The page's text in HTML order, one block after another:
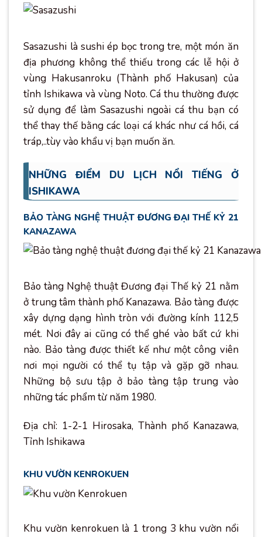
Sasazushi là sushi ép bọc trong tre, một món ăn
địa phương không thể thiếu trong các lễ hội ở
vùng Hakusanroku (Thành phố Hakusan) của
tỉnh Ishikawa và vùng Noto. Cá thu thường được
sử dụng để làm Sasazushi ngoài cá thu bạn có
thể thay thế bằng các loại cá khác như cá hồi, cá
tráp,..tùy vào khẩu vị bạn muốn ăn.
NHỮNG ĐIỂM DU LỊCH NỔI TIẾNG Ở
ISHIKAWA
BẢO TÀNG NGHỆ THUẬT ĐƯƠNG ĐẠI THẾ KỶ 21
KANAZAWA
Bảo tàng Nghệ thuật Đương đại Thế kỷ 21 nằm
ở trung tâm thành phố Kanazawa. Bảo tàng được
xây dựng dạng hình tròn với đường kính 112,5
mét. Nơi đây ai cũng có thể ghé vào bất cứ khi
nào. Bảo tàng được thiết kế như một công viên
nơi mọi người có thể tụ tập và gặp gỡ nhau.
Những bộ sưu tập ở bảo tàng tập trung vào
những tác phẩm từ năm 1980.
Địa chỉ: 1-2-1 Hirosaka, Thành phố Kanazawa,
Tỉnh Ishikawa
KHU VƯỜN KENROKUEN
Khu vườn kenrokuen là 1 trong 3 khu vườn nổi